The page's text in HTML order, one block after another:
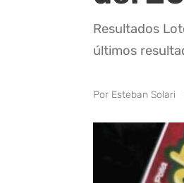
Resultados
últimos
Por Esteban Solari